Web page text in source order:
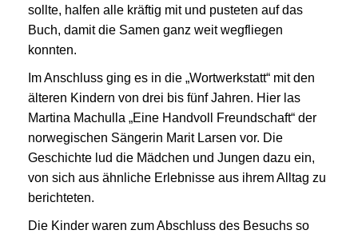
sollte, halfen alle kräftig mit und pusteten auf das
Buch, damit die Samen ganz weit wegfliegen
konnten.
Im Anschluss ging es in die „Wortwerkstatt“ mit den
älteren Kindern von drei bis fünf Jahren. Hier las
Martina Machulla „Eine Handvoll Freundschaft“ der
norwegischen Sängerin Marit Larsen vor. Die
Geschichte lud die Mädchen und Jungen dazu ein,
von sich aus ähnliche Erlebnisse aus ihrem Alltag zu
berichteten.
Die Kinder waren zum Abschluss des Besuchs so